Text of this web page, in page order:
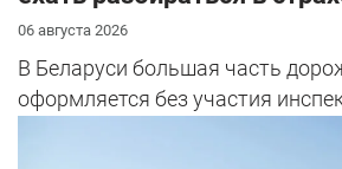
06 августа 2026
В Беларуси большая часть
оформляется без участия